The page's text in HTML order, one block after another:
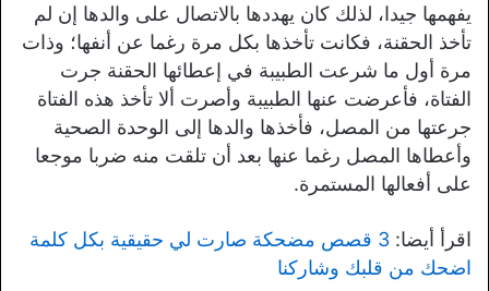
يفهمها جيدا، لذلك كان يهددها بالاتصال على والدها إن لم
تأخذ الحقنة، فكانت تأخذها بكل مرة رغما عن أنفها؛ وذات
مرة أول ما شرعت الطبيبة في إعطائها الحقنة جرت
الفتاة، فأعرضت عنها الطبيبة وأصرت ألا تأخذ هذه الفتاة
جرعتها من المصل، فأخذها والدها إلى الوحدة الصحية
وأعطاها المصل رغما عنها بعد أن تلقت منه ضربا موجعا
على أفعالها المستمرة.
اقرأ أيضا:
3 قصص مضحكة صارت لي حقيقية بكل كلمة
اضحك من قلبك وشاركنا